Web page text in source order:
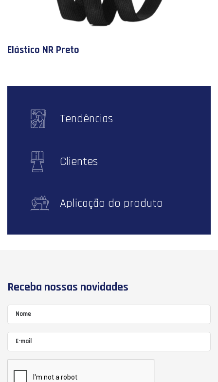
Elástico NR Preto
Tendências
Clientes
Aplicação do produto
Receba nossas novidades